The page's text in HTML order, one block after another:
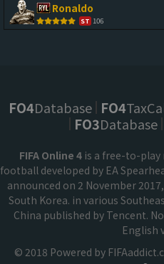
Ronaldo
ST 106
FO4Database FO4
FO3Database
FIFA Online 4 is a free-to-
football developed by EA
announced on 2 November
South Korea. in various
China published by Tencent.
English
© 2018 Powered by